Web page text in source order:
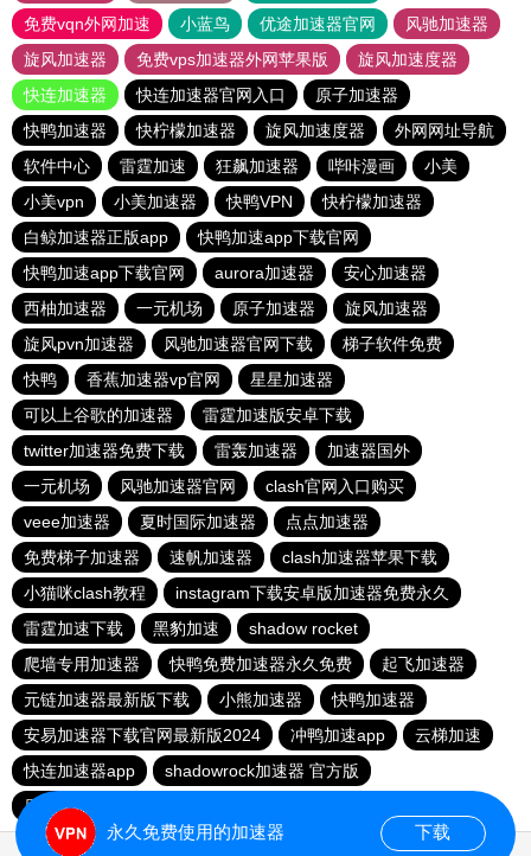
免费vqn外网加速
小蓝鸟 优途加速器官网
风驰加速器
旋风加速器
免费vps加速器外网苹果版
旋风加速度器
快连加速器
快连加速器官网入口
原子加速器
快鸭加速器
快柠檬加速器 旋风加速度器
外网网址导航
软件中心
雷霆加速 狂飙加速器 哔咔漫画
小美
小美vpn
小美加速器 快鸭VPN
快柠檬加速器
白鲸加速器正版app
快鸭加速app下载官网
快鸭加速app下载官网
aurora加速器
安心加速器
西柚加速器
一元机场 原子加速器
旋风加速器
旋风pvn加速器
风驰加速器官网下载
梯子软件免费
快鸭
香蕉加速器vp官网
星星加速器
可以上谷歌的加速器
雷霆加速版安卓下载
twitter加速器免费下载
雷轰加速器
加速器国外
一元机场
风驰加速器官网
clash官网入口购买
veee加速器
夏时国际加速器
点点加速器
免费梯子加速器
速帆加速器
clash加速器苹果下载
小猫咪clash教程
instagram下载安卓版加速器免费永久
雷霆加速下载
黑豹加速
shadow rocket
爬墙专用加速器
快鸭免费加速器永久免费
起飞加速器
元链加速器最新版下载
小熊加速器
快鸭加速器
安易加速器下载官网最新版2024
冲鸭加速app
云梯加速
快连加速器app
shadowrock加速器 官方版
原子加速器app下载官网最新版
永久免费使用的加速器 下载